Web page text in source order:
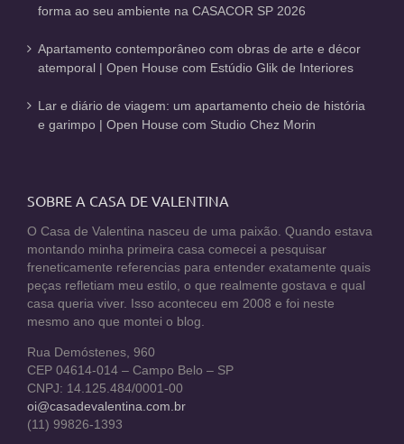
forma ao seu ambiente na CASACOR SP 2026
Apartamento contemporâneo com obras de arte e décor
atemporal | Open House com Estúdio Glik de Interiores
Lar e diário de viagem: um apartamento cheio de história
e garimpo | Open House com Studio Chez Morin
SOBRE A CASA DE VALENTINA
O Casa de Valentina nasceu de uma paixão. Quando estava
montando minha primeira casa comecei a pesquisar
freneticamente referencias para entender exatamente quais
peças refletiam meu estilo, o que realmente gostava e qual
casa queria viver. Isso aconteceu em 2008 e foi neste
mesmo ano que montei o blog.
Rua Demóstenes, 960
CEP 04614-014 – Campo Belo – SP
CNPJ: 14.125.484/0001-00
oi@casadevalentina.com.br
(11) 99826-1393